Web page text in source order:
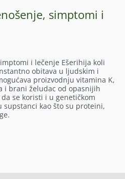
simptomi i
i lečenje Ešerihija koli
obitava u ljudskim i
proizvodnju vitamina K,
i brani želudac od opasnijih
se koristi i u genetičkom
kao što su proteini,